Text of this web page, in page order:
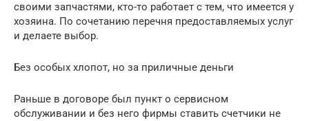
своими запчастями, кто-то работает с тем, что имеется у
хозяина. По сочетанию перечня предоставляемых услуг
и делаете выбор.
Без особых хлопот, но за приличные деньги
Раньше в договоре был пункт о сервисном
обслуживании и без него фирмы ставить счетчики не